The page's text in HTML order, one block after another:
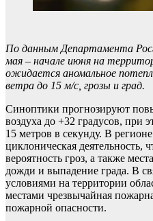
По данным Департамента
мая – начале июня на
ожидается аномальное
ветра до 15 м/с, грозы и град.
Синоптики прогнозируют
воздуха до +32 градусов, при
15 метров в секунду. В
циклоническая деятельность,
вероятность гроз, а также
дожди и выпадение града. В
условиями на территории
местами чрезвычайная
пожарной опасности.